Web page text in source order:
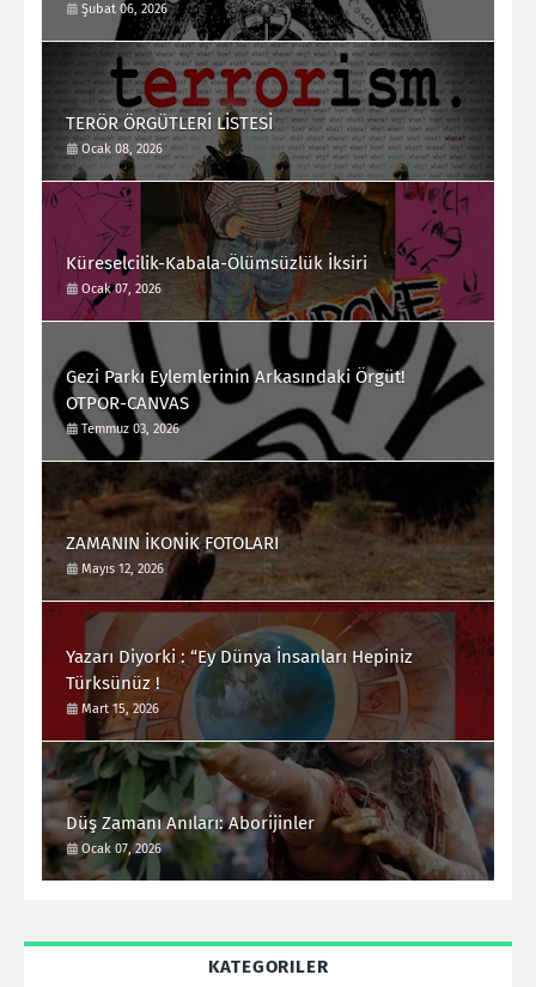
Şubat 06, 2026
TERÖR ÖRGÜTLERİ LİSTESİ
Ocak 08, 2026
Küreselcilik-Kabala-Ölümsüzlük İksiri
Ocak 07, 2026
Gezi Parkı Eylemlerinin Arkasındaki Örgüt!
OTPOR-CANVAS
Temmuz 03, 2026
ZAMANIN İKONİK FOTOLARI
Mayıs 12, 2026
Yazarı Diyorki : “Ey Dünya İnsanları Hepiniz
Türksünüz !
Mart 15, 2026
Düş Zamanı Anıları: Aborijinler
Ocak 07, 2026
KATEGORILER